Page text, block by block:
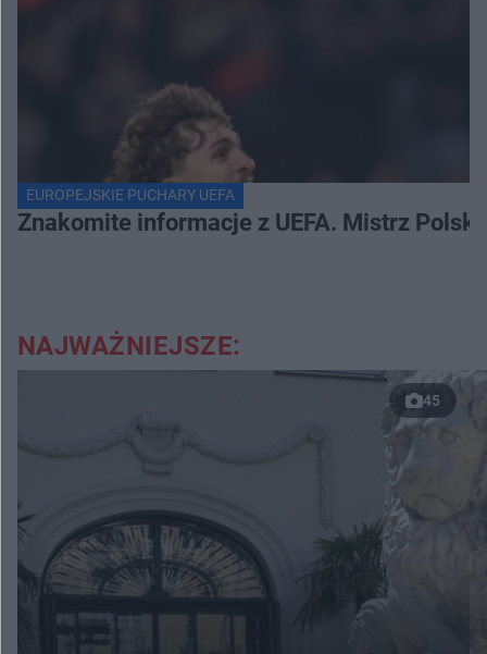
EUROPEJSKIE PUCHARY UEFA
Znakomite informacje z UEFA. Mistrz
NAJWAŻNIEJSZE:
45